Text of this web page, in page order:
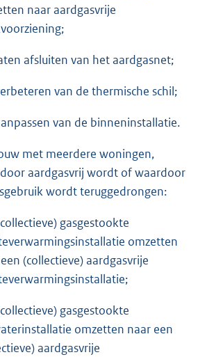
naar aardgasvrije
afsluiten van het aardgasnet;
van de thermische schil;
van de binneninstallatie.
met meerdere woningen,
aardgasvrij wordt of waardoor
wordt teruggedrongen:
gasgestookte
omzetten
(collectieve) aardgasvrije
gasgestookte
omzetten naar een
aardgasvrije